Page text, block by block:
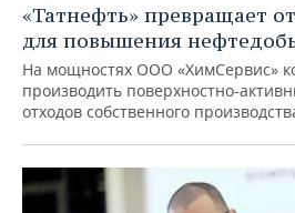
«Татнефть» превращает
для повышения
На мощностях ООО «ХимСервис»
производить поверхностно-
отходов собственного